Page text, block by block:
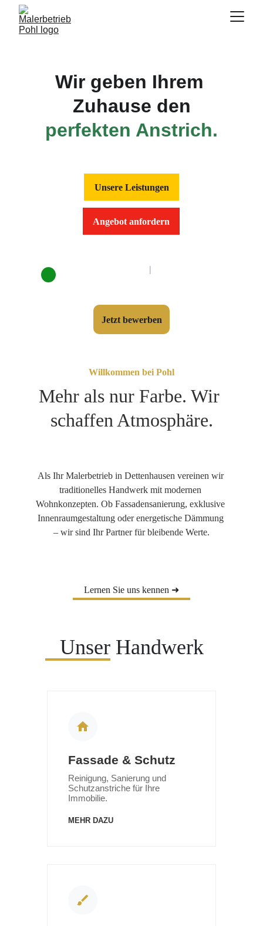
Wir geben Ihrem
Zuhause den
perfekten Anstrich.
Angebot anfordern
Unsere Leistungen
|
Jetzt bewerben
Mehr als nur Farbe. Wir
schaffen Atmosphäre.
Als Ihr Malerbetrieb in Dettenhausen vereinen wir
traditionelles Handwerk mit modernen
Wohnkonzepten. Ob Fassadensanierung, exklusive
Innenraumgestaltung oder energetische Dämmung
– wir sind Ihr Partner für bleibende Werte.
Lernen Sie uns kennen ➜
Willkommen bei Pohl
Unser Handwerk